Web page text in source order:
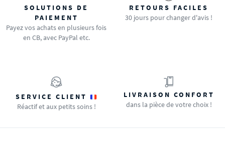
SOLUTIONS DE
PAIEMENT
Payez vos achats en plusieurs fois
en CB, avec PayPal etc.
RETOURS FACILES
30 jours pour changer d'avis !
SERVICE CLIENT
Réactif et aux petits soins !
LIVRAISON CONFORT
dans la pièce de votre choix !